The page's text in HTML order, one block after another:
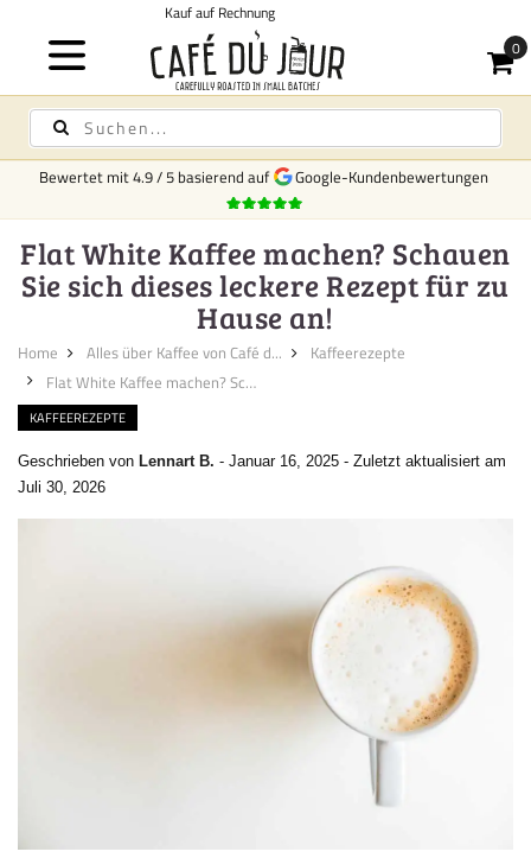
Bewertet mit4.9/5 basierend auf Google-Kundenbewertungen
Flat White Kaffee machen? Schauen
Sie sich dieses leckere Rezept für zu
Hause an!
Home Alles über Kaffee von Café d...
Kaffeerezepte
Flat White Kaffee machen? Scha...
KAFFEEREZEPTE
Geschrieben von Lennart B. - Januar 16, 2025 - Zuletzt aktualisiert am
Juli 30, 2026